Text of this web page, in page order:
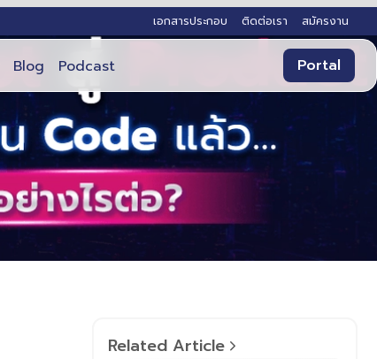
เอกสารประกอบ ติดต่อเรา สมัครงาน
Blog Podcast Portal
Related Article